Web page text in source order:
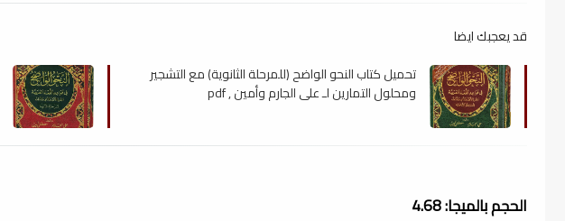
قد يعجبك ايضا
تحميل كتاب النحو الواضح (للمرحلة الثانوية) مع التشجير
ومحلول التمارين لـ علي الجارم وأمين , pdf
الحجم بالميجا: 4.68